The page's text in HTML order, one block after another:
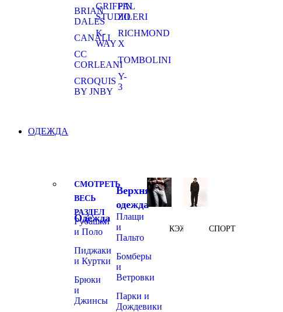
BRIAN
DALES
CANALI
CC
CORLEANI
CROQUIS
BY JNBY
GRIFFIN
STUDIO
K-
WAY
PAL
ZILERI
RICHMOND
X
TOMBOLINI
Y-
3
ОДЕЖДА
СМОТРЕТЬ
ВЕСЬ
РАЗДЕЛ
Одежда
Рубашки
и Поло
Пиджаки
и Куртки
Брюки
и
Джинсы
Верхняя
одежда
Плащи
и
Пальто
Бомберы
и
Ветровки
Парки и
Дождевики
КЭЖУАЛ СПОРТ